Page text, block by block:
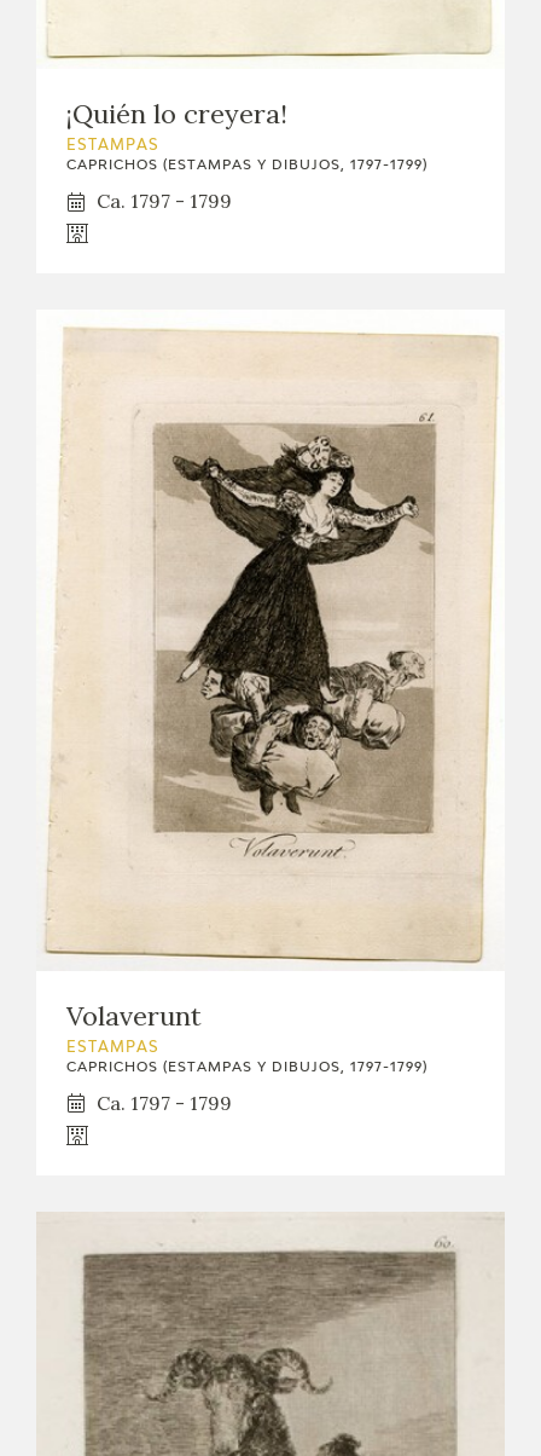
¡Quién lo creyera!
ESTAMPAS
CAPRICHOS (ESTAMPAS Y DIBUJOS, 1797-1799)
Ca. 1797 - 1799
Volaverunt
ESTAMPAS
CAPRICHOS (ESTAMPAS Y DIBUJOS, 1797-1799)
Ca. 1797 - 1799